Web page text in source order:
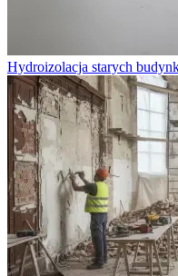
Hydroizolacja starych